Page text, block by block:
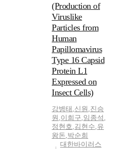
(Production of
Viruslike
Particles from
Human
Papillomavirus
Type 16 Capsid
Protein L1
Expressed on
Insect Cells)
강병태 ,신원 ,진승
원 ,이희구,임종석 ,
정현호,김현수,유
왕돈,박순희
대한바이러스